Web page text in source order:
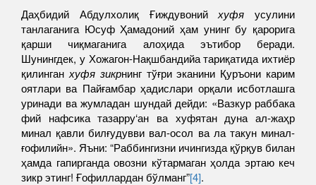
Даҳбидий Абдулхолиқ Ғиждувонийхуфя усулини
танлаганига Юсуф Ҳамадоний ҳам унинг бу қарорига
қарши чиқмаганига алоҳида эътибор беради.
Шунингдек, у Хожагон-Нақшбандийа тариқатида ихтиёр
қилинган хуфя зикрнинг тўғри эканини Қуръони карим
оятлари ва Пайғамбар ҳадислари орқали исботлашга
уринади ва жумладан шундай дейди: «Вазкур раббака
фий нафсика тазарру‘ан ва хуфятан дуна ал-жаҳр
минал қавли билғудувви вал-осол ва ла такун минал-
ғофилийн». Яъни: “Раббингизни ичингизда қўрқув билан
ҳамда гапирганда овозни кўтармаган ҳолда эртаю кеч
зикр этинг! Ғофиллардан бўлманг”[4].